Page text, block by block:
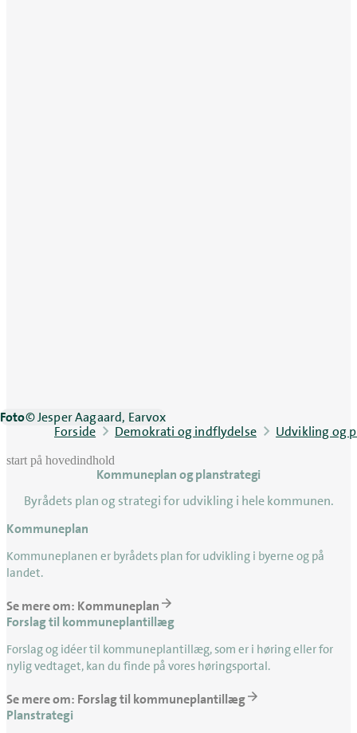
Foto© Jesper Aagaard, Earvox
Forside
Demokrati og indflydelse Udvikling og
start på hovedindhold
Kommuneplan og planstrategi
Byrådets plan og strategi for udvikling i hele kommunen.
senest opdateret 9. juni 2026
Kommuneplan
Kommuneplanen er byrådets plan for udvikling i byerne og på
landet.
Se mere om: Kommuneplan
Forslag til kommuneplantillæg
Forslag og idéer til kommuneplantillæg, som er i høring eller for
nylig vedtaget, kan du finde på vores høringsportal.
Se mere om: Forslag til kommuneplantillæg
Planstrategi